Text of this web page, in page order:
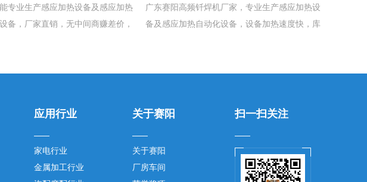
专业生产感应加热设备及感应加热
备，厂家直销，无中间商赚差价，
广东赛阳高频钎焊机厂家，专业生产感应加热设
备及感应加热自动化设备，设备加热速度快，库
应用行业
家电行业
金属加工行业
关于赛阳
关于赛阳
厂房车间
扫一扫关注